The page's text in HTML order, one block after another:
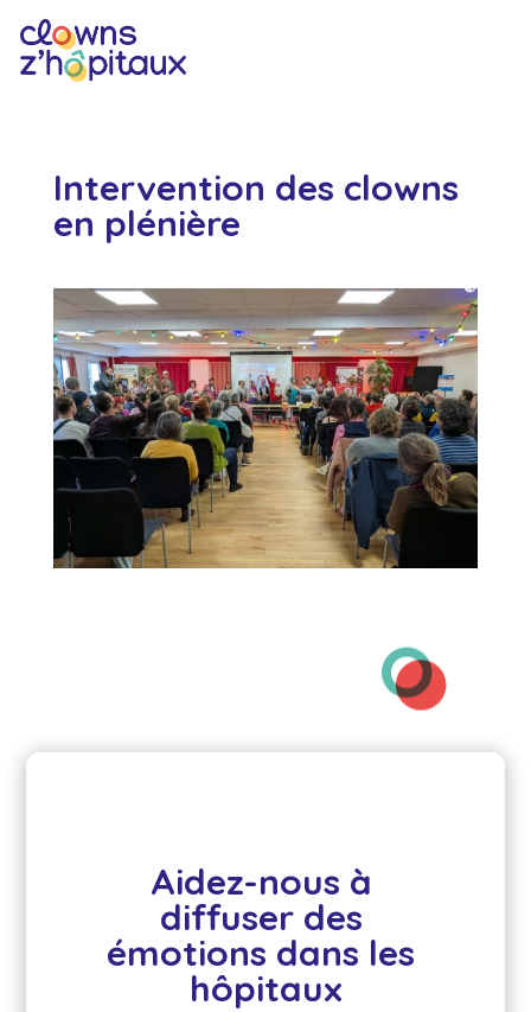
Intervention des clowns
en plénière
Aidez-nous à
diffuser des
émotions dans les
hôpitaux